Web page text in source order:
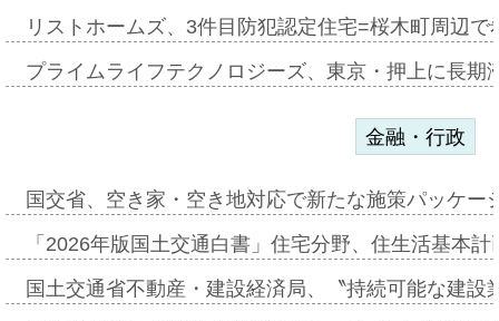
リストホームズ、3件目防犯認定住宅=桜木町周辺
プライムライフテクノロジーズ、東京・押上に長
金融・行政
国交省、空き家・空き地対応で新たな施策パッケ
「2026年版国土交通白書」住宅分野、住生活基本
国土交通省不動産・建設経済局、〝持続可能な建